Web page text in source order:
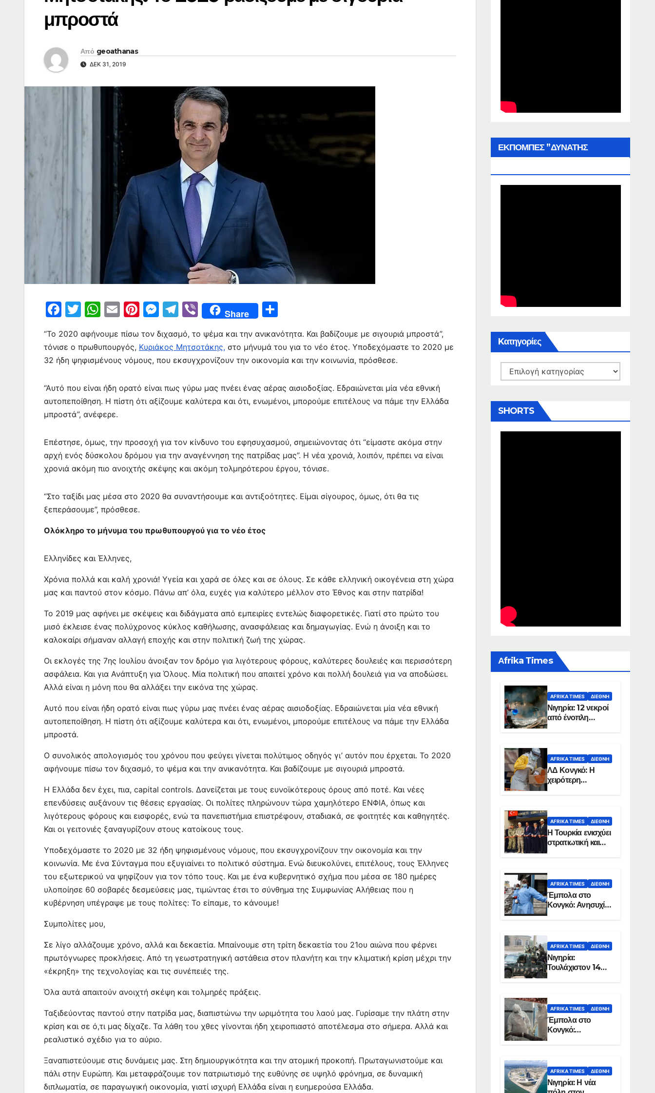
μπροστά
Από geoathanas
ΔΕΚ 31, 2019
F
c
e
o
o
k
T
itt
er
W
at
s
p
p
E
ai
l
Pi
er
e
M
s
s
n
g
T
e
gr
m
Vi
b
er
Share
ρ
α
τε
ίτ
“Το 2020 αφήνουμε πίσω τον διχασμό, το ψέμα και την ανικανότητα. Και βαδίζουμε με σιγουριά μπροστά”,
τόνισε ο πρωθυπουργός, Κυριάκος Μητσοτάκης, στο μήνυμά του για το νέο έτος. Υποδεχόμαστε το 2020 με
32 ήδη ψηφισμένους νόμους, που εκσυγχρονίζουν την οικονομία και την κοινωνία, πρόσθεσε.
“Αυτό που είναι ήδη ορατό είναι πως γύρω μας πνέει ένας αέρας αισιοδοξίας. Εδραιώνεται μία νέα εθνική
αυτοπεποίθηση. Η πίστη ότι αξίζουμε καλύτερα και ότι, ενωμένοι, μπορούμε επιτέλους να πάμε την Ελλάδα
μπροστά”, ανέφερε.
Επέστησε, όμως, την προσοχή για τον κίνδυνο του εφησυχασμού, σημειώνοντας ότι “είμαστε ακόμα στην
αρχή ενός δύσκολου δρόμου για την αναγέννηση της πατρίδας μας”. Η νέα χρονιά, λοιπόν, πρέπει να είναι
χρονιά ακόμη πιο ανοιχτής σκέψης και ακόμη τολμηρότερου έργου, τόνισε.
“Στο ταξίδι μας μέσα στο 2020 θα συναντήσουμε και αντιξοότητες. Είμαι σίγουρος, όμως, ότι θα τις
ξεπεράσουμε”, πρόσθεσε.
Ολόκληρο το μήνυμα του πρωθυπουργού για το νέο έτος
Ελληνίδες και Έλληνες,
Χρόνια πολλά και καλή χρονιά! Υγεία και χαρά σε όλες και σε όλους. Σε κάθε ελληνική οικογένεια στη χώρα
μας και παντού στον κόσμο. Πάνω απ’ όλα, ευχές για καλύτερο μέλλον στο Έθνος και στην πατρίδα!
Το 2019 μας αφήνει με σκέψεις και διδάγματα από εμπειρίες εντελώς διαφορετικές. Γιατί στο πρώτο του
μισό έκλεισε ένας πολύχρονος κύκλος καθήλωσης, ανασφάλειας και δημαγωγίας. Ενώ η άνοιξη και το
καλοκαίρι σήμαναν αλλαγή εποχής και στην πολιτική ζωή της χώρας.
Οι εκλογές της 7ης Ιουλίου άνοιξαν τον δρόμο για λιγότερους φόρους, καλύτερες δουλειές και περισσότερη
ασφάλεια. Και για Ανάπτυξη για Όλους. Μία πολιτική που απαιτεί χρόνο και πολλή δουλειά για να αποδώσει.
Αλλά είναι η μόνη που θα αλλάξει την εικόνα της χώρας.
Αυτό που είναι ήδη ορατό είναι πως γύρω μας πνέει ένας αέρας αισιοδοξίας. Εδραιώνεται μία νέα εθνική
αυτοπεποίθηση. Η πίστη ότι αξίζουμε καλύτερα και ότι, ενωμένοι, μπορούμε επιτέλους να πάμε την Ελλάδα
μπροστά.
Ο συνολικός απολογισμός του χρόνου που φεύγει γίνεται πολύτιμος οδηγός γι’ αυτόν που έρχεται. Το 2020
αφήνουμε πίσω τον διχασμό, το ψέμα και την ανικανότητα. Και βαδίζουμε με σιγουριά μπροστά.
Η Ελλάδα δεν έχει, πια, capital controls. Δανείζεται με τους ευνοϊκότερους όρους από ποτέ. Και νέες
επενδύσεις αυξάνουν τις θέσεις εργασίας. Οι πολίτες πληρώνουν τώρα χαμηλότερο ΕΝΦΙΑ, όπως και
λιγότερους φόρους και εισφορές, ενώ τα πανεπιστήμια επιστρέφουν, σταδιακά, σε φοιτητές και καθηγητές.
Και οι γειτονιές ξαναγυρίζουν στους κατοίκους τους.
Υποδεχόμαστε το 2020 με 32 ήδη ψηφισμένους νόμους, που εκσυγχρονίζουν την οικονομία και την
κοινωνία. Με ένα Σύνταγμα που εξυγιαίνει το πολιτικό σύστημα. Ενώ διευκολύνει, επιτέλους, τους Έλληνες
του εξωτερικού να ψηφίζουν για τον τόπο τους. Και με ένα κυβερνητικό σχήμα που μέσα σε 180 ημέρες
υλοποίησε 60 σοβαρές δεσμεύσεις μας, τιμώντας έτσι το σύνθημα της Συμφωνίας Αλήθειας που η
κυβέρνηση υπέγραψε με τους πολίτες: Το είπαμε, το κάνουμε!
Συμπολίτες μου,
Σε λίγο αλλάζουμε χρόνο, αλλά και δεκαετία. Μπαίνουμε στη τρίτη δεκαετία του 21ου αιώνα που φέρνει
πρωτόγνωρες προκλήσεις. Από τη γεωστρατηγική αστάθεια στον πλανήτη και την κλιματική κρίση μέχρι την
«έκρηξη» της τεχνολογίας και τις συνέπειές της.
Όλα αυτά απαιτούν ανοιχτή σκέψη και τολμηρές πράξεις.
Ταξιδεύοντας παντού στην πατρίδα μας, διαπιστώνω την ωριμότητα του λαού μας. Γυρίσαμε την πλάτη στην
κρίση και σε ό,τι μας δίχαζε. Τα λάθη του χθες γίνονται ήδη χειροπιαστό αποτέλεσμα στο σήμερα. Αλλά και
ρεαλιστικό σχέδιο για το αύριο.
Ξαναπιστεύουμε στις δυνάμεις μας. Στη δημιουργικότητα και την ατομική προκοπή. Πρωταγωνιστούμε και
πάλι στην Ευρώπη. Και μεταφράζουμε τον πατριωτισμό της ευθύνης σε υψηλό φρόνημα, σε δυναμική
διπλωματία, σε παραγωγική οικονομία, γιατί ισχυρή Ελλάδα είναι η ευημερούσα Ελλάδα.
ΕΚΠΟΜΠΕΣ ”ΔΥΝΑΤΗΣ
Kατηγορίες
Kατηγορίες
SHORTS
Αfrika Times
AFRIKA TIMES ΔΙΕΘΝΉ
Νιγηρία: 12 νεκροί
από ένοπλη
επίθεση σε χωριό
AFRIKA TIMES ΔΙΕΘΝΉ
ΛΔ Κονγκό: Η
χειρότερη
επιδημία Έμπολα
χώρας
AFRIKA TIMES ΔΙΕΘΝΉ
Η Τουρκία ενισχύει
στρατιωτική και
ενεργειακή
Σομαλία
AFRIKA TIMES ΔΙΕΘΝΉ
Έμπολα στο
Κονγκό: Ανησυχία
για τη μεγάλη
AFRIKA TIMES ΔΙΕΘΝΉ
Νιγηρία:
Τουλάχιστον 14
νεκροί από
στην Οτούκπο
AFRIKA TIMES ΔΙΕΘΝΉ
Έμπολα στο
Κονγκό:
Ξεπέρασαν τους
AFRIKA TIMES ΔΙΕΘΝΉ
Νιγηρία: Η νέα